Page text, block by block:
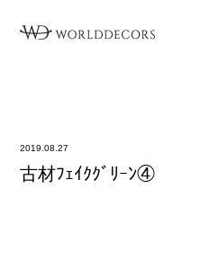
2019.08.27
古材ﾌｪｲｸｸﾞﾘｰﾝ④